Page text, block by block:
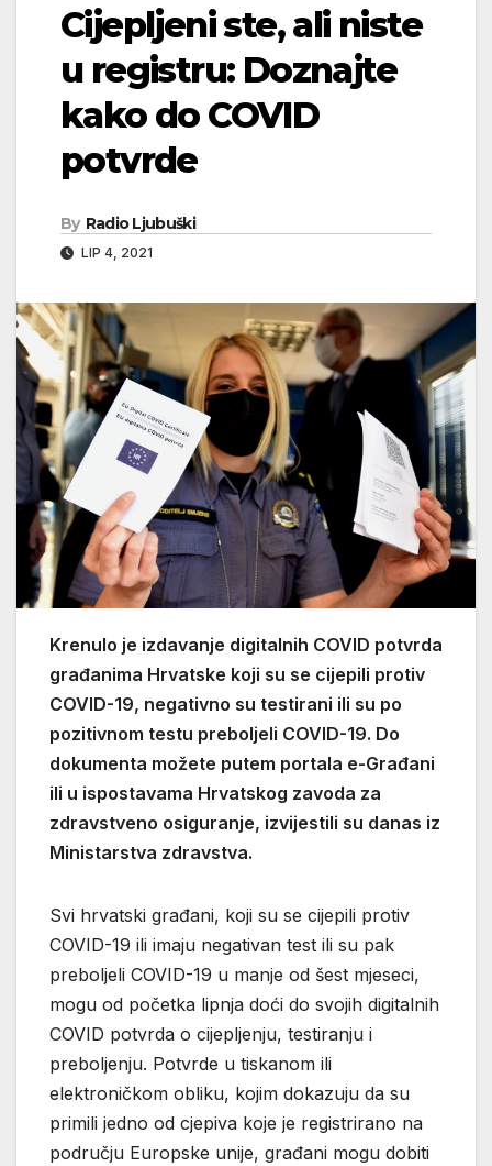
Cijepljeni ste, ali niste
u registru: Doznajte
kako do COVID
potvrde
By Radio Ljubuški
LIP 4, 2021
Krenulo je izdavanje digitalnih COVID potvrda
građanima Hrvatske koji su se cijepili protiv
COVID-19, negativno su testirani ili su po
pozitivnom testu preboljeli COVID-19. Do
dokumenta možete putem portala e-Građani
ili u ispostavama Hrvatskog zavoda za
zdravstveno osiguranje, izvijestili su danas iz
Ministarstva zdravstva.
Svi hrvatski građani, koji su se cijepili protiv
COVID-19 ili imaju negativan test ili su pak
preboljeli COVID-19 u manje od šest mjeseci,
mogu od početka lipnja doći do svojih digitalnih
COVID potvrda o cijepljenju, testiranju i
preboljenju. Potvrde u tiskanom ili
elektroničkom obliku, kojim dokazuju da su
primili jedno od cjepiva koje je registrirano na
području Europske unije, građani mogu dobiti